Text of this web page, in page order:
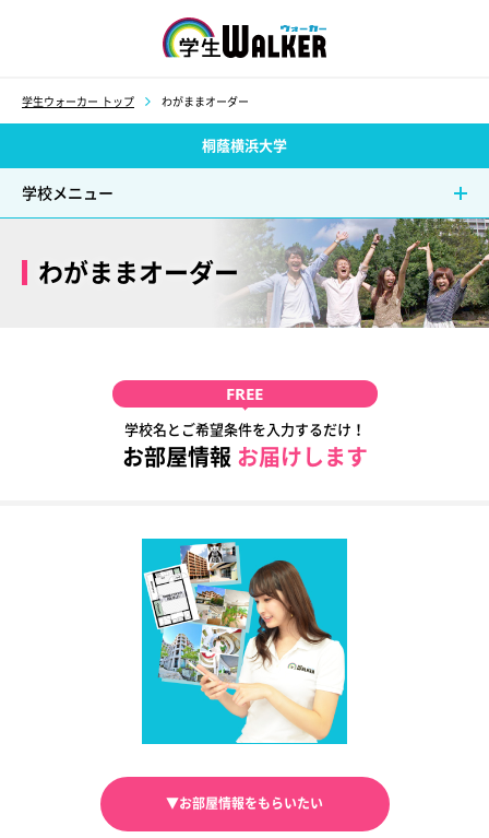
学生ウォーカー トップ わがままオーダー
桐蔭横浜大学
学校メニュー
わがままオーダー
FREE
学校名とご希望条件を入力するだけ！
お部屋情報 お届けします
▼お部屋情報をもらいたい